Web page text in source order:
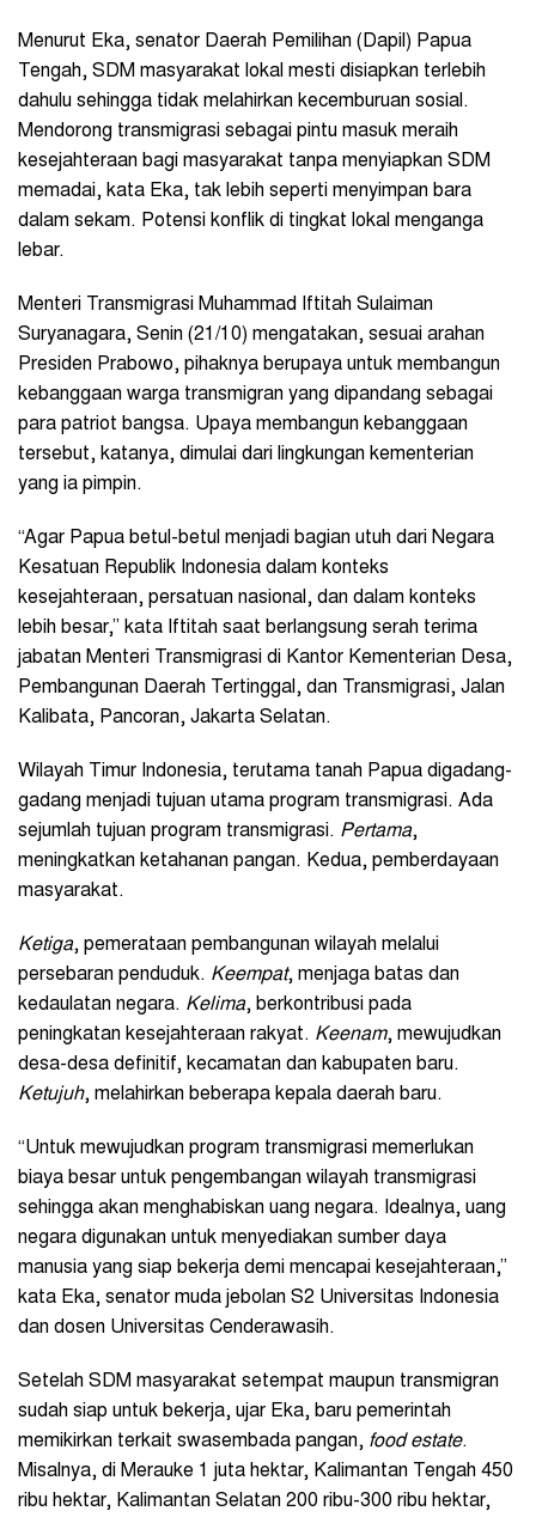
Menurut Eka, senator Daerah Pemilihan (Dapil) Papua
Tengah, SDM masyarakat lokal mesti disiapkan terlebih
dahulu sehingga tidak melahirkan kecemburuan sosial.
Mendorong transmigrasi sebagai pintu masuk meraih
kesejahteraan bagi masyarakat tanpa menyiapkan SDM
memadai, kata Eka, tak lebih seperti menyimpan bara
dalam sekam. Potensi konflik di tingkat lokal menganga
lebar.
Menteri Transmigrasi Muhammad Iftitah Sulaiman
Suryanagara, Senin (21/10) mengatakan, sesuai arahan
Presiden Prabowo, pihaknya berupaya untuk membangun
kebanggaan warga transmigran yang dipandang sebagai
para patriot bangsa. Upaya membangun kebanggaan
tersebut, katanya, dimulai dari lingkungan kementerian
yang ia pimpin.
“Agar Papua betul-betul menjadi bagian utuh dari Negara
Kesatuan Republik Indonesia dalam konteks
kesejahteraan, persatuan nasional, dan dalam konteks
lebih besar,” kata Iftitah saat berlangsung serah terima
jabatan Menteri Transmigrasi di Kantor Kementerian Desa,
Pembangunan Daerah Tertinggal, dan Transmigrasi, Jalan
Kalibata, Pancoran, Jakarta Selatan.
Wilayah Timur Indonesia, terutama tanah Papua digadang-
gadang menjadi tujuan utama program transmigrasi. Ada
sejumlah tujuan program transmigrasi. Pertama,
meningkatkan ketahanan pangan. Kedua, pemberdayaan
masyarakat.
Ketiga, pemerataan pembangunan wilayah melalui
persebaran penduduk. Keempat, menjaga batas dan
kedaulatan negara. Kelima, berkontribusi pada
peningkatan kesejahteraan rakyat. Keenam, mewujudkan
desa-desa definitif, kecamatan dan kabupaten baru.
Ketujuh, melahirkan beberapa kepala daerah baru.
“Untuk mewujudkan program transmigrasi memerlukan
biaya besar untuk pengembangan wilayah transmigrasi
sehingga akan menghabiskan uang negara. Idealnya, uang
negara digunakan untuk menyediakan sumber daya
manusia yang siap bekerja demi mencapai kesejahteraan,”
kata Eka, senator muda jebolan S2 Universitas Indonesia
dan dosen Universitas Cenderawasih.
Setelah SDM masyarakat setempat maupun transmigran
sudah siap untuk bekerja, ujar Eka, baru pemerintah
memikirkan terkait swasembada pangan, food estate.
Misalnya, di Merauke 1 juta hektar, Kalimantan Tengah 450
ribu hektar, Kalimantan Selatan 200 ribu-300 ribu hektar,